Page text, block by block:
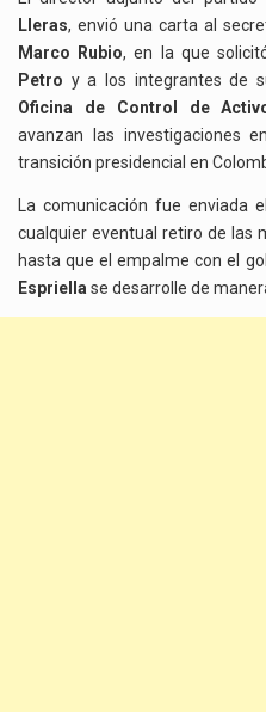
Lleras, envió una carta al
Marco Rubio, en la que
Petro y a los integrantes de
Oficina de Control de
avanzan las investigaciones
transición presidencial en
La comunicación fue enviada
cualquier eventual retiro de las
hasta que el empalme con el
Espriella se desarrolle de